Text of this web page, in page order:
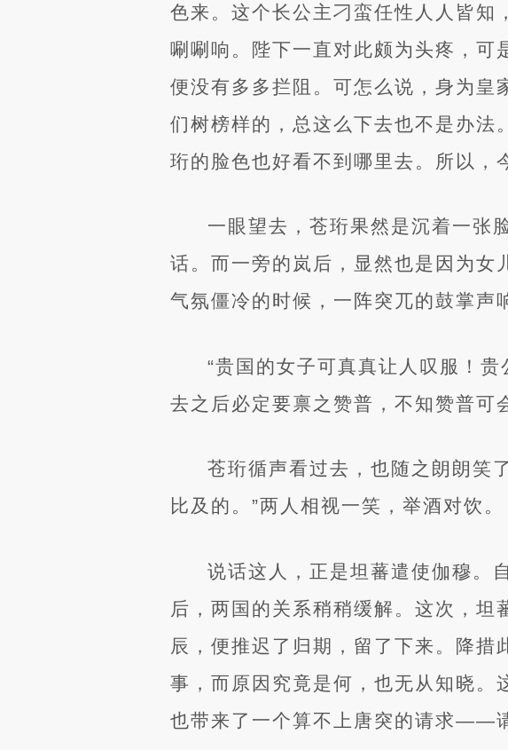
色来。这个长公主刁蛮任性人人皆知
唰唰响。陛下一直对此颇为头疼，可
便没有多多拦阻。可怎么说，身为皇
们树榜样的，总这么下去也不是办法
珩的脸色也好看不到哪里去。所以，
一眼望去，苍珩果然是沉着一张
话。而一旁的岚后，显然也是因为女
气氛僵冷的时候，一阵突兀的鼓掌声
“贵国的女子可真真让人叹服！
去之后必定要禀之赞普，不知赞普可
苍珩循声看过去，也随之朗朗笑
比及的。”两人相视一笑，举酒对饮。
说话这人，正是坦蕃遣使伽穆。
后，两国的关系稍稍缓解。这次，
辰，便推迟了归期，留了下来。降
事，而原因究竟是何，也无从知晓。
也带来了一个算不上唐突的请求——